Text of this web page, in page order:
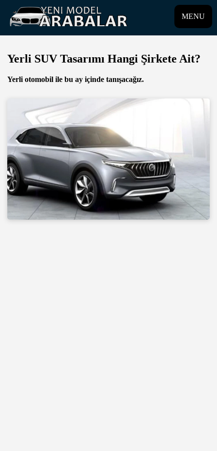
MENU
Yerli SUV Tasarımı Hangi Şirkete Ait?
Yerli otomobil ile bu ay içinde tanışacağız.